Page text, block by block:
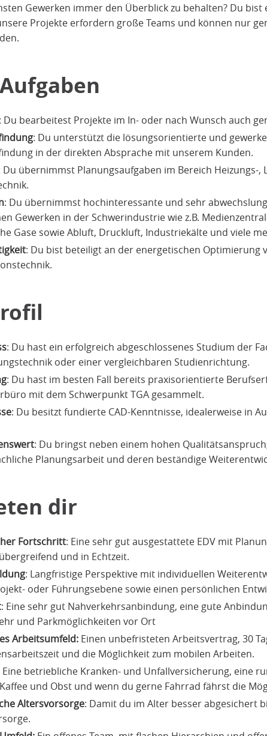
Gewerken immer den Überblick zu behalten? Du bist
Projekte erfordern große Teams und können nur
: Du bearbeitest Projekte im In- oder nach Wunsch auch
: Du unterstützt die lösungsorientierte und
in der direkten Absprache mit unserem Kunden.
Du übernimmst Planungsaufgaben im Bereich Heizungs-,
: Du übernimmst hochinteressante und sehr
Gewerken in der Schwerindustrie wie z.B.
Gase sowie Abluft, Druckluft, Industriekälte und viele
: Du bist beteiligt an der energetischen Optimierung
: Du hast ein erfolgreich abgeschlossenes Studium der
oder einer vergleichbaren Studienrichtung.
: Du hast im besten Fall bereits praxisorientierte
mit dem Schwerpunkt TGA gesammelt.
: Du besitzt fundierte CAD-Kenntnisse, idealerweise in
: Du bringst neben einem hohen
Planungsarbeit und deren beständige
dir
Fortschritt: Eine sehr gut ausgestattete EDV mit
und in Echtzeit.
: Langfristige Perspektive mit individuellen
oder Führungsebene sowie einen persönlichen
: Eine sehr gut Nahverkehrsanbindung, eine gute
und Parkmöglichkeiten vor Ort
Arbeitsumfeld: Einen unbefristeten Arbeitsvertrag, 30
und die Möglichkeit zum mobilen Arbeiten.
Eine betriebliche Kranken- und Unfallversicherung, eine
und Obst und wenn du gerne Fahrrad fährst die
Altersvorsorge: Damit du im Alter besser abgesichert